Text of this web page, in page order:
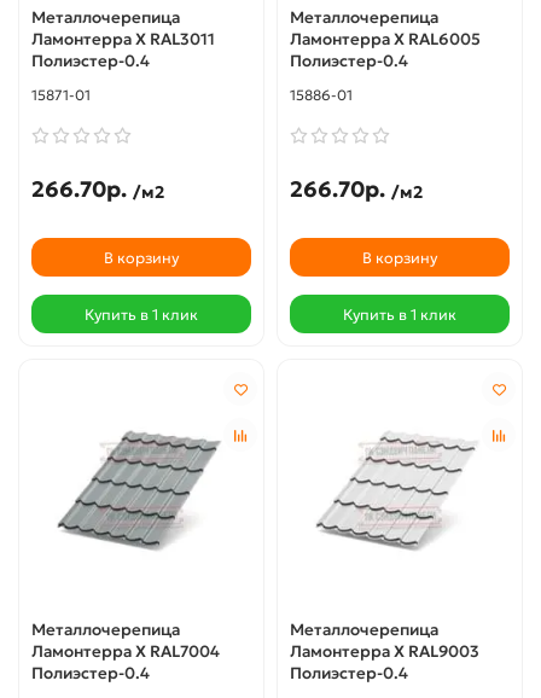
Металлочерепица
Ламонтерра X RAL3011
Полиэстер-0.4
15871-01
266.70р. /м2
В корзину
Купить в 1 клик
Металлочерепица
Ламонтерра X RAL6005
Полиэстер-0.4
15886-01
266.70р. /м2
В корзину
Купить в 1 клик
Металлочерепица
Ламонтерра X RAL7004
Полиэстер-0.4
Металлочерепица
Ламонтерра X RAL9003
Полиэстер-0.4